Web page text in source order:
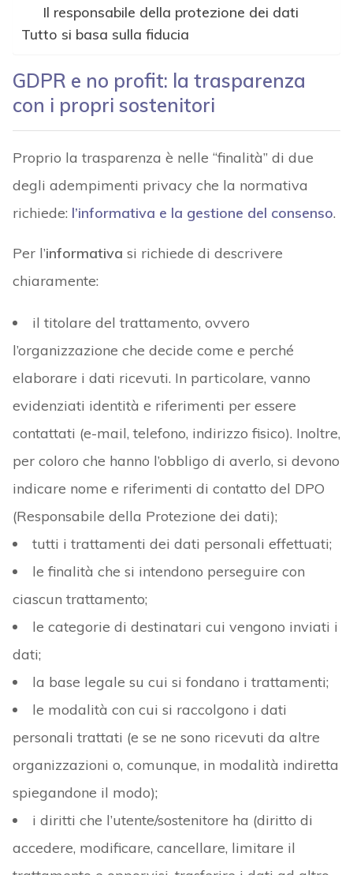
Il responsabile della protezione dei dati
Tutto si basa sulla fiducia
GDPR e no profit: la trasparenza
con i propri sostenitori
Proprio la trasparenza è nelle “finalità” di due
degli adempimenti privacy che la normativa
richiede: l’informativa e la gestione del consenso.
Per l’informativa si richiede di descrivere
chiaramente:
il titolare del trattamento, ovvero
l’organizzazione che decide come e perché
elaborare i dati ricevuti. In particolare, vanno
evidenziati identità e riferimenti per essere
contattati (e-mail, telefono, indirizzo fisico). Inoltre,
per coloro che hanno l’obbligo di averlo, si devono
indicare nome e riferimenti di contatto del DPO
(Responsabile della Protezione dei dati);
tutti i trattamenti dei dati personali effettuati;
le finalità che si intendono perseguire con
ciascun trattamento;
le categorie di destinatari cui vengono inviati i
dati;
la base legale su cui si fondano i trattamenti;
le modalità con cui si raccolgono i dati
personali trattati (e se ne sono ricevuti da altre
organizzazioni o, comunque, in modalità indiretta
spiegandone il modo);
i diritti che l’utente/sostenitore ha (diritto di
accedere, modificare, cancellare, limitare il